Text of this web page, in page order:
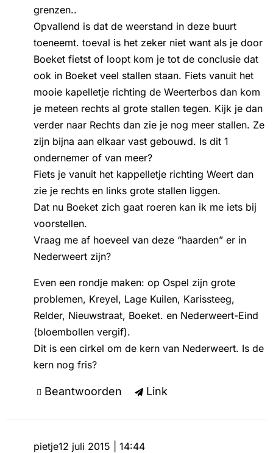
grenzen..
Opvallend is dat de weerstand in deze buurt
toeneemt. toeval is het zeker niet want als je door
Boeket fietst of loopt kom je tot de conclusie dat
ook in Boeket veel stallen staan. Fiets vanuit het
mooie kapelletje richting de Weerterbos dan kom
je meteen rechts al grote stallen tegen. Kijk je dan
verder naar Rechts dan zie je nog meer stallen. Ze
zijn bijna aan elkaar vast gebouwd. Is dit 1
ondernemer of van meer?
Fiets je vanuit het kappelletje richting Weert dan
zie je rechts en links grote stallen liggen.
Dat nu Boeket zich gaat roeren kan ik me iets bij
voorstellen.
Vraag me af hoeveel van deze “haarden” er in
Nederweert zijn?
Even een rondje maken: op Ospel zijn grote
problemen, Kreyel, Lage Kuilen, Karissteeg,
Relder, Nieuwstraat, Boeket. en Nederweert-Eind
(bloembollen vergif).
Dit is een cirkel om de kern van Nederweert. Is de
kern nog fris?
Beantwoorden Link
pietje12 juli 2015 | 14:44